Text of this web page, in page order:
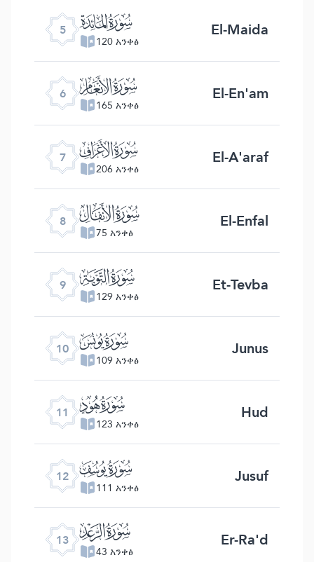
5 ﮑ
120 አንቀፅ El-Maida
6 ﮒ
165 አንቀፅ El-En'am
7 ﮓ
206 አንቀፅ El-A'araf
8 ﮔ
75 አንቀፅ El-Enfal
9 ﮕ
129 አንቀፅ Et-Tevba
10 ﮖ
109 አንቀፅ Junus
11 ﮗ
123 አንቀፅ Hud
12 ﮘ
111 አንቀፅ Jusuf
13 ﮙ
43 አንቀፅ Er-Ra'd